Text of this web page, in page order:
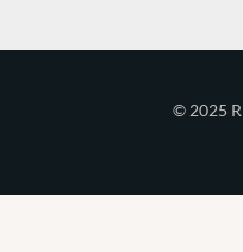
© 2025